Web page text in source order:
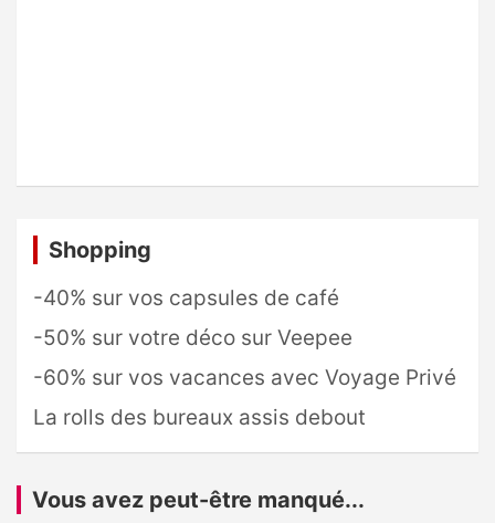
Shopping
-40% sur vos capsules de café
-50% sur votre déco sur Veepee
-60% sur vos vacances avec Voyage Privé
La rolls des bureaux assis debout
Vous avez peut-être manqué...